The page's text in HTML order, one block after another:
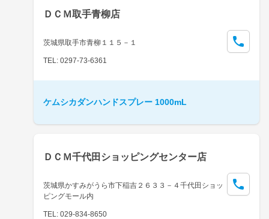
ＤＣＭ取手青柳店
茨城県取手市青柳１１５－１
TEL: 0297-73-6361
ケムシカダンハンドスプレー 1000mL
ＤＣＭ千代田ショッピングセンター店
茨城県かすみがうら市下稲吉２６３３－４千代田ショッ
ピングモール内
TEL: 029-834-8650